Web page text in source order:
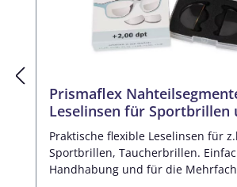
Prismaflex
Leselinsen für Sportbrillen
Taucherbrillen (Paar)
Praktische flexible Leselinsen für
Sportbrillen, Taucherbrillen.
Handhabung und für die